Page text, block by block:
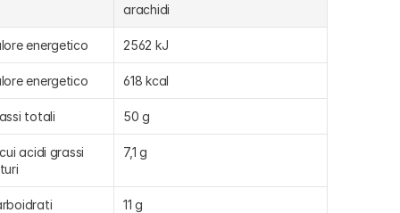
arachidi
energetico 2562 kJ
energetico 618 kcal
totali 50 g
acidi grassi
7,1 g
11 g